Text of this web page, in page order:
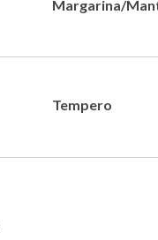
Margarina/
Tempero